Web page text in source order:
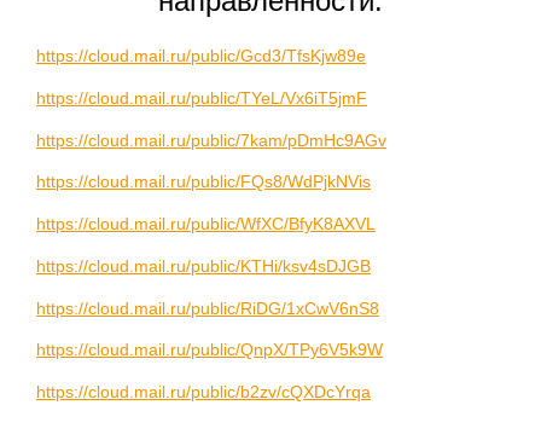
https://cloud.mail.ru/public/Gcd3/TfsKjw89e
https://cloud.mail.ru/public/TYeL/Vx6iT5jmF
https://cloud.mail.ru/public/7kam/pDmHc9AGv
https://cloud.mail.ru/public/FQs8/WdPjkNVis
https://cloud.mail.ru/public/WfXC/BfyK8AXVL
https://cloud.mail.ru/public/KTHi/ksv4sDJGB
https://cloud.mail.ru/public/RiDG/1xCwV6nS8
https://cloud.mail.ru/public/QnpX/TPy6V5k9W
https://cloud.mail.ru/public/b2zv/cQXDcYrqa